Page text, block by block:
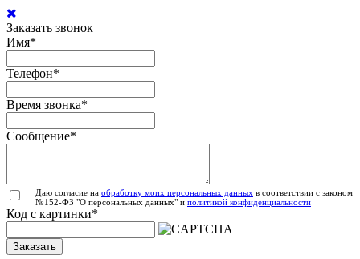
Заказать звонок
Имя*
Телефон*
Время звонка*
Сообщение*
Даю согласие на обработку моих персональных данных в соответствии с законом
№152-ФЗ "О персональных данных" и политикой конфиденциальности
Код с картинки*
Заказать